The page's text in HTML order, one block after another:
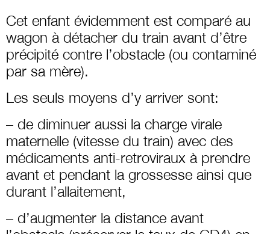
Cet enfant évidemment est comparé au
wagon à détacher du train avant d’être
précipité contre l’obstacle (ou contaminé
par sa mère).
Les seuls moyens d’y arriver sont:
– de diminuer aussi la charge virale
maternelle (vitesse du train) avec des
médicaments anti-retroviraux à prendre
avant et pendant la grossesse ainsi que
durant l’allaitement,
– d’augmenter la distance avant